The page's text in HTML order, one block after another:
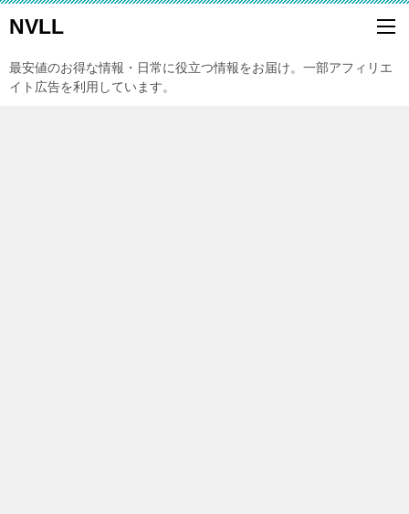
NVLL
最安値のお得な情報・日常に役立つ情報をお届け。一部アフィリエ
イト広告を利用しています。